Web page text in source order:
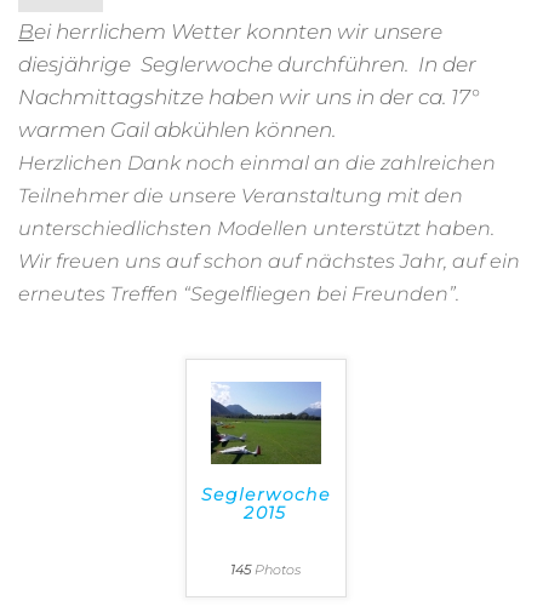
Bei herrlichem Wetter konnten wir unsere
diesjährige Seglerwoche durchführen. In der
Nachmittagshitze haben wir uns in der ca. 17°
warmen Gail abkühlen können.
Herzlichen Dank noch einmal an die zahlreichen
Teilnehmer die unsere Veranstaltung mit den
unterschiedlichsten Modellen unterstützt haben.
Wir freuen uns auf schon auf nächstes Jahr, auf ein
erneutes Treffen “Segelfliegen bei Freunden”.
Seglerwoche
2015
145Photos